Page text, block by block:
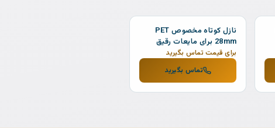
نازل کوتاه مخصوص PET
28mm برای مایعات رقیق
برای قیمت تماس بگیرید
تماس بگیرید